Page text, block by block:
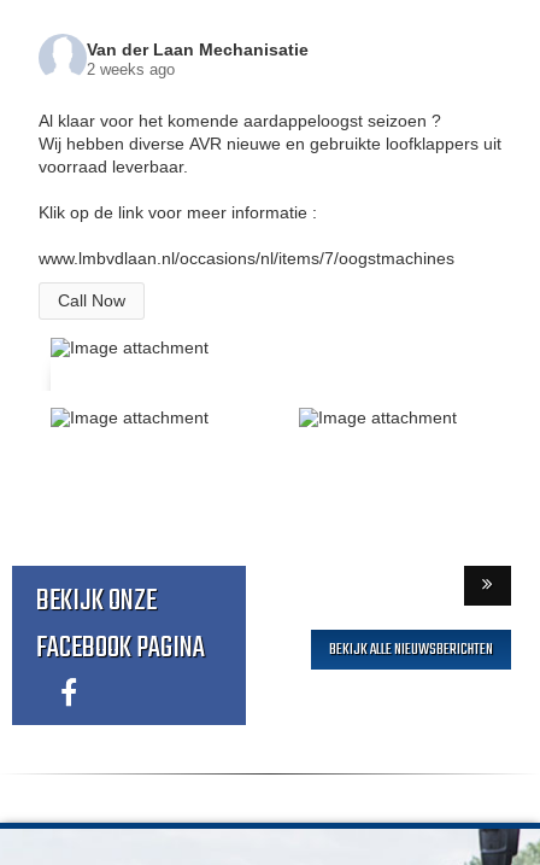
Van der Laan Mechanisatie
2 weeks ago
Al klaar voor het komende aardappeloogst seizoen ?
Wij hebben diverse AVR nieuwe en gebruikte loofklappers uit
voorraad leverbaar.
Klik op de link voor meer informatie :
www.lmbvdlaan.nl/occasions/nl/items/7/oogstmachines
Call Now
BEKIJK ONZE
FACEBOOK PAGINA
BEKIJK ALLE NIEUWSBERICHTEN